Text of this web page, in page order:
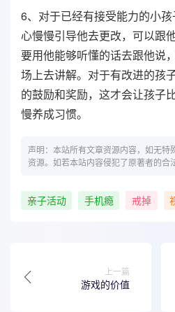
6、对于已经有接受能力的小
心慢慢引导他去更改，可以跟
要用他能够听懂的话去跟他说
场上去讲解。对于有改进的孩
的鼓励和奖励，这才会让孩子
慢养成习惯。
声明：本站所有文章资源内容，如无特
资源。如若本站内容侵犯了原著者的合
亲子活动 手机瘾 戒掉
上一篇
游戏的价值